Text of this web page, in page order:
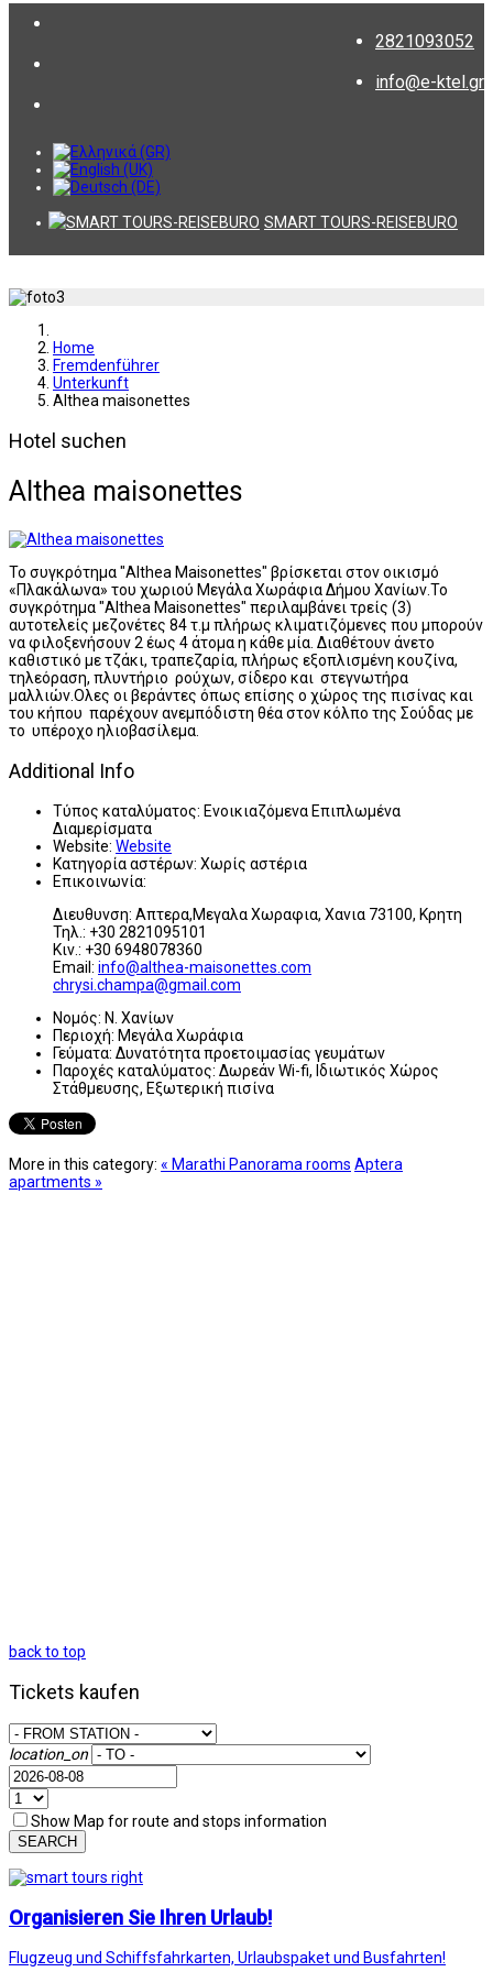
2821093052
info@e-ktel.gr
SMART TOURS-REISEBURO
Home
Fremdenführer
Unterkunft
Althea maisonettes
Hotel suchen
Althea maisonettes
Το συγκρότημα "Althea Maisonettes" βρίσκεται στον οικισμό
«Πλακάλωνα» του χωριού Μεγάλα Χωράφια Δήμου Χανίων.Το
συγκρότημα "Althea Maisonettes" περιλαμβάνει τρείς (3)
αυτοτελείς μεζονέτες 84 τ.μ πλήρως κλιματιζόμενες που μπορούν
να φιλοξενήσουν 2 έως 4 άτομα η κάθε μία. Διαθέτουν άνετο
καθιστικό με τζάκι, τραπεζαρία, πλήρως εξοπλισμένη κουζίνα,
τηλεόραση, πλυντήριο ρούχων, σίδερο και στεγνωτήρα
μαλλιών.Ολες οι βεράντες όπως επίσης ο χώρος της πισίνας και
του κήπου παρέχουν ανεμπόδιστη θέα στον κόλπο της Σούδας με
το υπέροχο ηλιοβασίλεμα.
Additional Info
Τύπος καταλύματος: Ενοικιαζόμενα Επιπλωμένα
Διαμερίσματα
Website: Website
Κατηγορία αστέρων: Χωρίς αστέρια
Επικοινωνία:
Διευθυνση: Απτερα,Μεγαλα Χωραφια, Χανια 73100, Κρητη
Τηλ.: +30 2821095101
Κιν.: +30 6948078360
Email: info@althea-maisonettes.com
chrysi.champa@gmail.com
Νομός: Ν. Χανίων
Περιοχή: Mεγάλα Χωράφια
Γεύματα: Δυνατότητα προετοιμασίας γευμάτων
Παροχές καταλύματος: Δωρεάν Wi-fi, Ιδιωτικός Χώρος
Στάθμευσης, Εξωτερική πισίνα
More in this category: « Marathi Panorama rooms Αptera
apartments »
back to top
Tickets kaufen
location_on
Show Map for route and stops information
SEARCH
Organisieren Sie Ihren Urlaub!
Flugzeug und Schiffsfahrkarten, Urlaubspaket und Busfahrten!